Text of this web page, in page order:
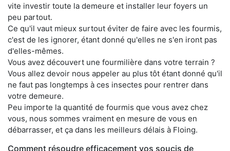
vite investir toute la demeure et installer leur foyers un
peu partout.
Ce qu'il vaut mieux surtout éviter de faire avec les fourmis,
c'est de les ignorer, étant donné qu'elles ne s'en iront pas
d'elles-mêmes.
Vous avez découvert une fourmilière dans votre terrain ?
Vous allez devoir nous appeler au plus tôt étant donné qu'il
ne faut pas longtemps à ces insectes pour rentrer dans
votre demeure.
Peu importe la quantité de fourmis que vous avez chez
vous, nous sommes vraiment en mesure de vous en
débarrasser, et ça dans les meilleurs délais à Floing.
Comment résoudre efficacement vos soucis de